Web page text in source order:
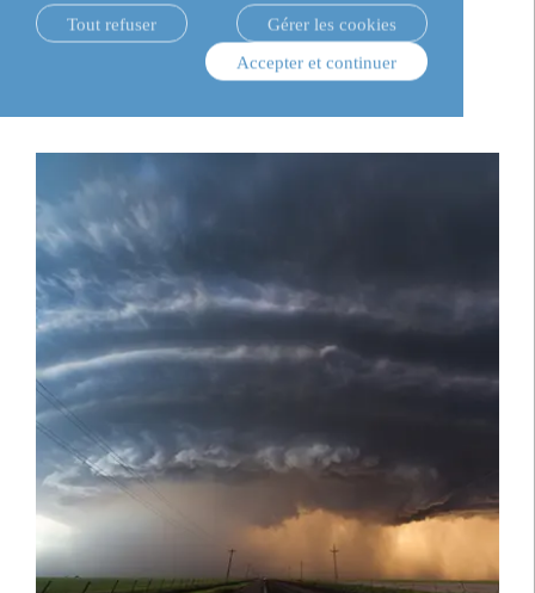
Tout refuser
Gérer les cookies
Accepter et continuer
pour les actions et crise
énergétique